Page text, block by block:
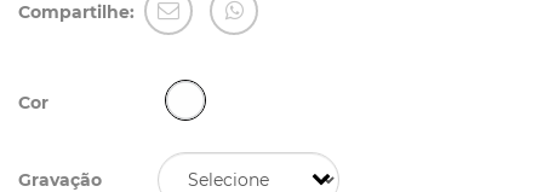
Compartilhe:
Cor
Gravação